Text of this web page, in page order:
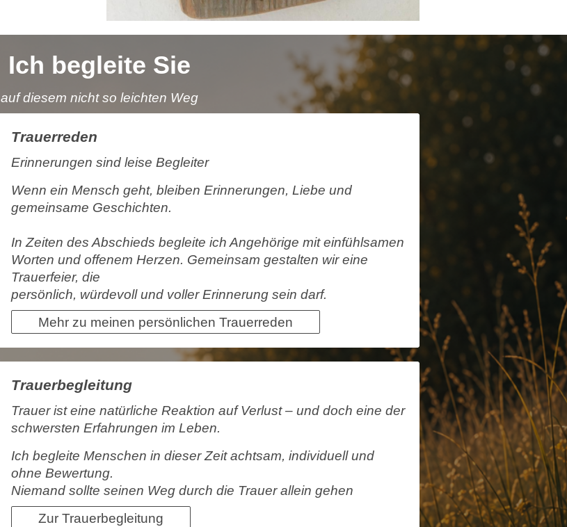
Ich begleite Sie
auf diesem nicht so leichten Weg
Trauerreden
Erinnerungen sind leise Begleiter
Wenn ein Mensch geht, bleiben Erinnerungen, Liebe und
gemeinsame Geschichten.
In Zeiten des Abschieds begleite ich Angehörige mit einfühlsamen
Worten und offenem Herzen. Gemeinsam gestalten wir eine
Trauerfeier, die
persönlich, würdevoll und voller Erinnerung sein darf.
Mehr zu meinen persönlichen Trauerreden
Trauerbegleitung
Trauer ist eine natürliche Reaktion auf Verlust – und doch eine der
schwersten Erfahrungen im Leben.
Ich begleite Menschen in dieser Zeit achtsam, individuell und
ohne Bewertung.
Niemand sollte seinen Weg durch die Trauer allein gehen
Zur Trauerbegleitung